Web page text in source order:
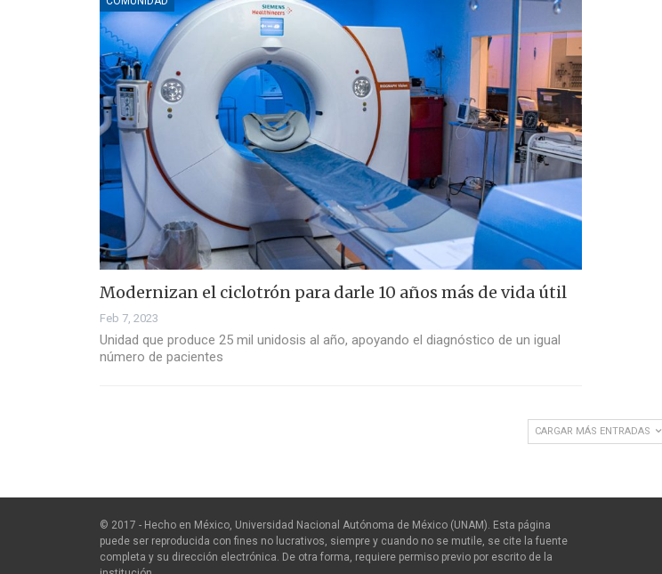
Modernizan el ciclotrón para darle 10 años más de vida útil
Feb 7, 2023
Unidad que produce 25 mil unidosis al año, apoyando el diagnóstico de un igual
número de pacientes
CARGAR MÁS ENTRADAS
© 2017 - Hecho en México, Universidad Nacional Autónoma de México (UNAM). Esta página
puede ser reproducida con fines no lucrativos, siempre y cuando no se mutile, se cite la fuente
completa y su dirección electrónica. De otra forma, requiere permiso previo por escrito de la